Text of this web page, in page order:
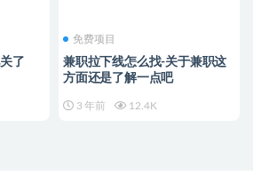
了
免费项目
兼职拉下线怎么找-关于兼职这
方面还是了解一点吧
3 年前 12.4K